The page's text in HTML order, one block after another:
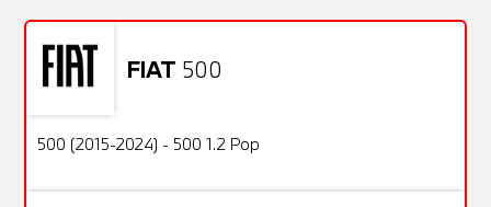
FIAT 500
OFFERTA
Usato
500 (2015-2024) - 500 1.2 Pop